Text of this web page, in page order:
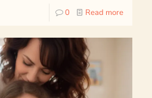
0 Read more